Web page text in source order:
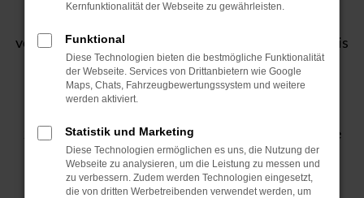
vollelektrische SUV der nächsten Generation. Mit bis
zu 600 km Reichweite, Schnellladefunktion,
modernster Technik und einem markanten Design
zukunftsfähigen Fahrzeug erwarten. Entdecken Sie
jetzt Komfort, Sicherheit und Abenteuer in einem
Fahrzeug – ab sofort bei uns verfügbar!
Kernfunktionalität der Webseite zu gewährleisten.
Funktional
Diese Technologien bieten die bestmögliche Funktionalität
der Webseite. Services von Drittanbietern wie Google
Maps, Chats, Fahrzeugbewertungssystem und weitere
werden aktiviert.
Statistik und Marketing
Diese Technologien ermöglichen es uns, die Nutzung der
Webseite zu analysieren, um die Leistung zu messen und
zu verbessern. Zudem werden Technologien eingesetzt,
die von dritten Werbetreibenden verwendet werden, um